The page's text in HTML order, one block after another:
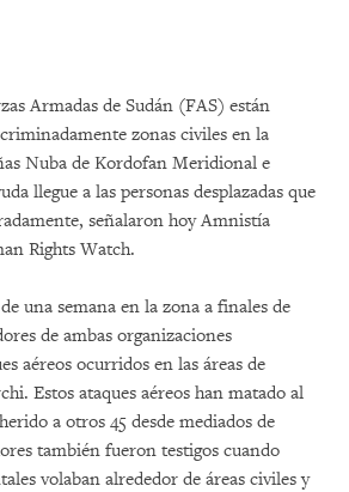
Armadas de Sudán (FAS) están
zonas civiles en la
Nuba de Kordofan Meridional e
llegue a las personas desplazadas que
señalaron hoy Amnistía
Rights Watch.
una semana en la zona a finales de
de ambas organizaciones
aéreos ocurridos en las áreas de
Estos ataques aéreos han matado al
a otros 45 desde mediados de
también fueron testigos cuando
volaban alrededor de áreas civiles y